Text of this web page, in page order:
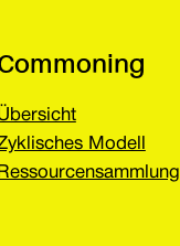
Modell
Ressourcensammlung